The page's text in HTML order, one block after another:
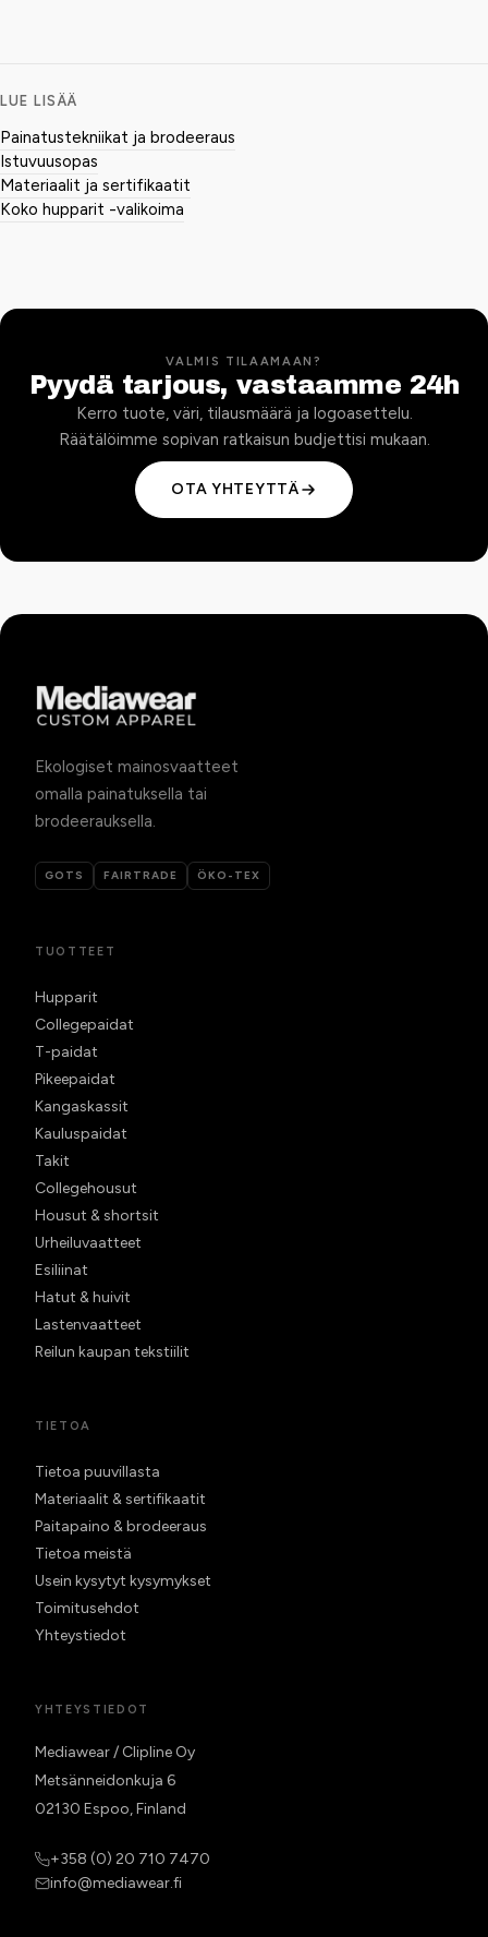
LUE LISÄÄ
Painatustekniikat ja brodeeraus
Istuvuusopas
Materiaalit ja sertifikaatit
Koko hupparit -valikoima
VALMIS TILAAMAAN?
Pyydä tarjous, vastaamme 24h
Kerro tuote, väri, tilausmäärä ja logoasettelu.
Räätälöimme sopivan ratkaisun budjettisi mukaan.
OTA YHTEYTTÄ
Ekologiset mainosvaatteet
omalla painatuksella tai
brodeerauksella.
GOTS FAIRTRADE ÖKO-TEX
TUOTTEET
Hupparit
Collegepaidat
T-paidat
Pikeepaidat
Kangaskassit
Kauluspaidat
Takit
Collegehousut
Housut & shortsit
Urheiluvaatteet
Esiliinat
Hatut & huivit
Lastenvaatteet
Reilun kaupan tekstiilit
TIETOA
Tietoa puuvillasta
Materiaalit & sertifikaatit
Paitapaino & brodeeraus
Tietoa meistä
Usein kysytyt kysymykset
Toimitusehdot
Yhteystiedot
YHTEYSTIEDOT
Mediawear / Clipline Oy
Metsänneidonkuja 6
02130 Espoo, Finland
+358 (0) 20 710 7470
info@mediawear.fi